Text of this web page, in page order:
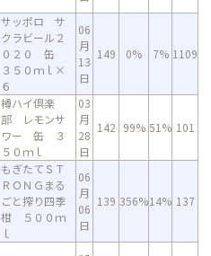
サッポロ サ
クラビール２
０２０ 缶
３５０ｍｌ×
６
06
月
13
日
149 0% 7% 1109
樽ハイ倶楽
部 レモンサ
ワー 缶 ３
５０ｍｌ
03
月
28
日
142 99% 51% 101
もぎたてＳＴ
ＲＯＮＧまる
ごと搾り四季
柑 ５００ｍ
ｌ
06
月
06
日
139 356%14% 137